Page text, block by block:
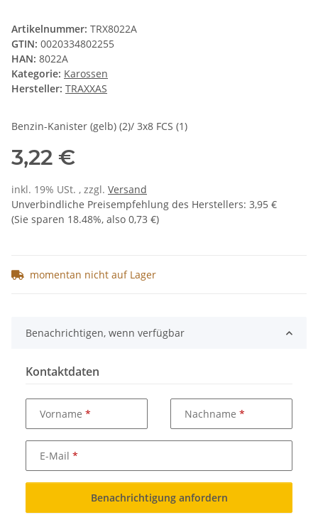
Artikelnummer: TRX8022A
GTIN: 0020334802255
HAN: 8022A
Kategorie: Karossen
Hersteller: TRAXXAS
Benzin-Kanister (gelb) (2)/ 3x8 FCS (1)
3,22 €
inkl. 19% USt. , zzgl. Versand
Unverbindliche Preisempfehlung des Herstellers: 3,95 €
(Sie sparen 18.48%, also 0,73 €)
momentan nicht auf Lager
Benachrichtigen, wenn verfügbar
Kontaktdaten
Vorname Nachname
E-Mail
Benachrichtigung anfordern